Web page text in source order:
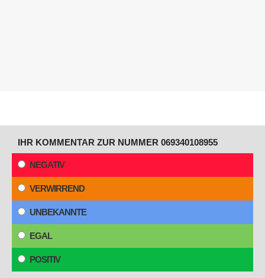
IHR KOMMENTAR ZUR NUMMER 069340108955
NEGATIV
VERWIRREND
UNBEKANNTE
EGAL
POSITIV